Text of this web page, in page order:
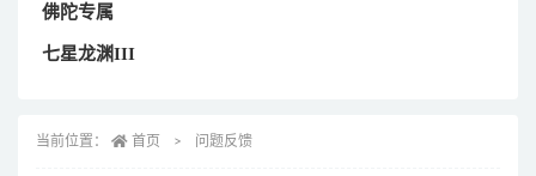
佛陀专属
七星龙渊III
当前位置： 首页 问题反馈